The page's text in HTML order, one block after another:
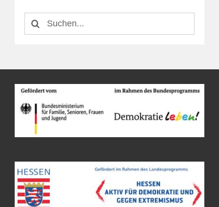
Suche
nach: